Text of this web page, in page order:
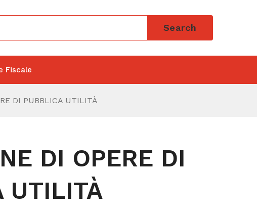
Search
Fiscale
DI PUBBLICA UTILITÀ
DI OPERE DI
UTILITÀ